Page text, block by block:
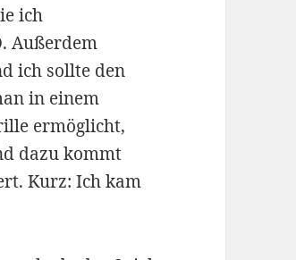
ich
Außerdem
ich sollte den
in einem
ermöglicht,
dazu kommt
Kurz: Ich kam